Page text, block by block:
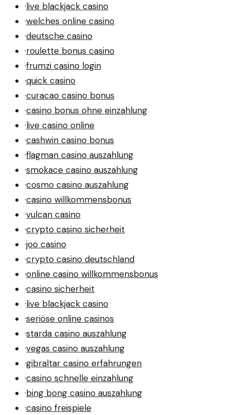
·live blackjack casino
·welches online casino
·deutsche casino
·roulette bonus casino
·frumzi casino login
·quick casino
·curacao casino bonus
·casino bonus ohne einzahlung
·live casino online
·cashwin casino bonus
·flagman casino auszahlung
·smokace casino auszahlung
·cosmo casino auszahlung
·casino willkommensbonus
·vulcan casino
·crypto casino sicherheit
·joo casino
·crypto casino deutschland
·online casino willkommensbonus
·casino sicherheit
·live blackjack casino
·seriöse online casinos
·starda casino auszahlung
·vegas casino auszahlung
·gibraltar casino erfahrungen
·casino schnelle einzahlung
·bing bong casino auszahlung
·casino freispiele